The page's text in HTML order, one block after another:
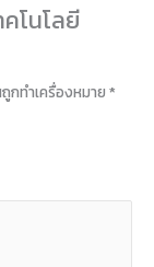
โนโลยี
กทำเครื่องหมาย *